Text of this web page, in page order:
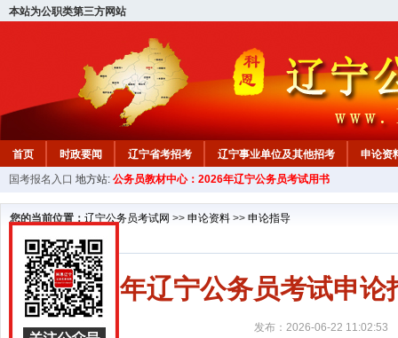
本站为公职类第三方网站
首页 时政要闻 辽宁省考招考 辽宁事业单位及其他招考 申论资
教材中心
国考报名入口 地方站: 公务员教材中心：2026年辽宁公务员考试用书
您的当前位置： 辽宁公务员考试网 >> 申论资料 >> 申论指导
2027年辽宁公务员考试申
发布：2026-06-22 11:02:53